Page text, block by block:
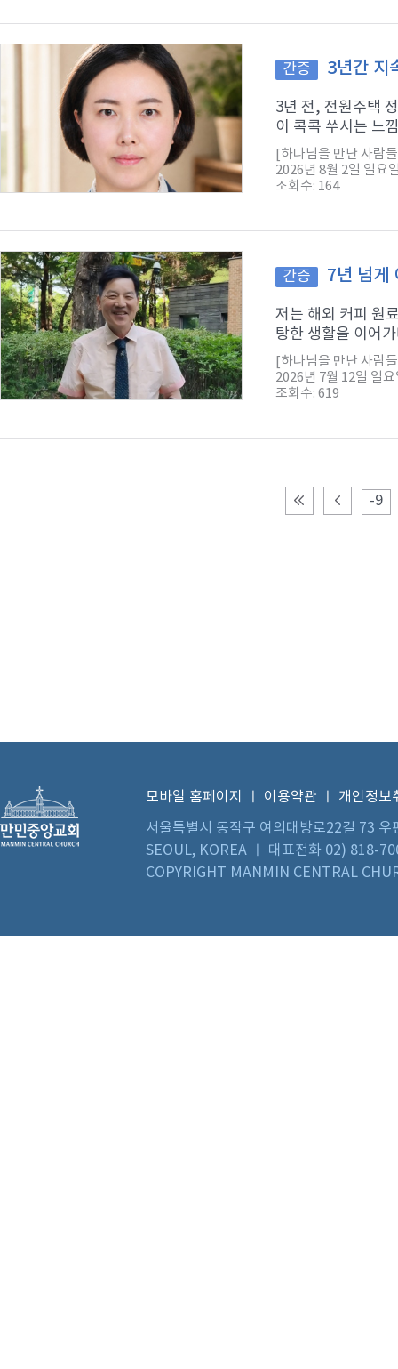
간증 3년간 지
3년 전, 전원주택
이 콕콕 쑤시는 느
[하나님을 만난 사람
2026년 8월 2일 일요
조회수: 164
간증 7년 넘게
저는 해외 커피 원
탕한 생활을 이어
[하나님을 만난 사람
2026년 7월 12일 일요
조회수: 619
-9
모바일 홈페이지 이용약관
개인정보
서울특별시 동작구 여의대방로22길 73
SEOUL, KOREA ㅣ 대표전화 02) 818-
COPYRIGHT MANMIN CENTRAL